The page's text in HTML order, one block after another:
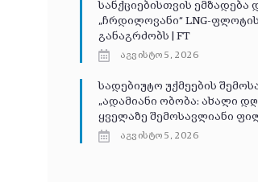
სანქციებისთვის ემზადება
„ჩრდილოვანი“ LNG-
განაგრძობს | FT
აგვისტო 5, 2026
სადებიუტო უქმეების
„ადამიანი ობობა: ახალი
ყველაზე შემოსავლიანი
აგვისტო 5, 2026